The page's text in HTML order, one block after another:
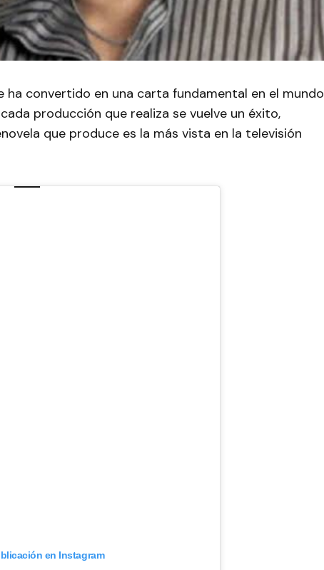
ha convertido en una carta fundamental en el mundo
producción que realiza se vuelve un éxito,
que produce es la más vista en la televisión
en Instagram